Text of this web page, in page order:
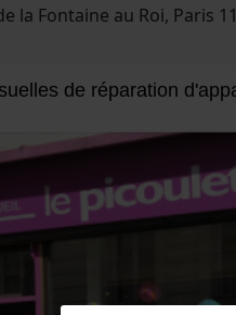
la Fontaine au Roi, Paris
de réparation